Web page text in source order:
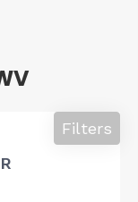
Filters